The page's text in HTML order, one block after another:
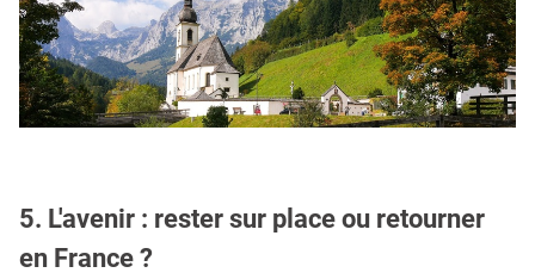
5. L'avenir : rester sur place ou retourner
en France ?